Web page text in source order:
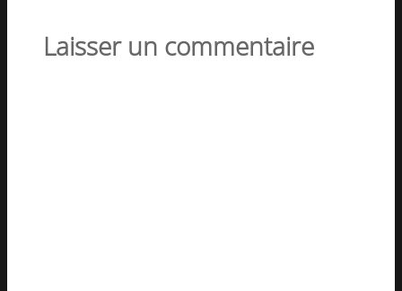
Laisser un commentaire